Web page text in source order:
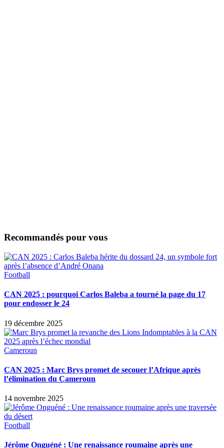
Recommandés pour vous
Football
CAN 2025 : pourquoi Carlos Baleba a tourné la page du 17
pour endosser le 24
19 décembre 2025
Cameroun
CAN 2025 : Marc Brys promet de secouer l’Afrique après
l’élimination du Cameroun
14 novembre 2025
Football
Jérôme Onguéné : Une renaissance roumaine après une